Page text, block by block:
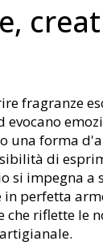
fragranze
evocano
una forma
di
si impegna a
perfetta
che riflette le